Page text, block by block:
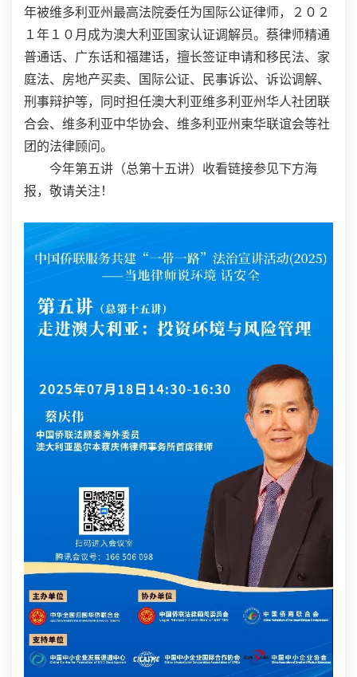
年被维多利亚州最高法院委任为国际公证律师，２０２
１年１０月成为澳大利亚国家认证调解员。蔡律师精通
普通话、广东话和福建话，擅长签证申请和移民法、家
庭法、房地产买卖、国际公证、民事诉讼、诉讼调解、
刑事辩护等，同时担任澳大利亚维多利亚州华人社团联
合会、维多利亚中华协会、维多利亚州柬华联谊会等社
团的法律顾问。
今年第五讲（总第十五讲）收看链接参见下方海
报，敬请关注！